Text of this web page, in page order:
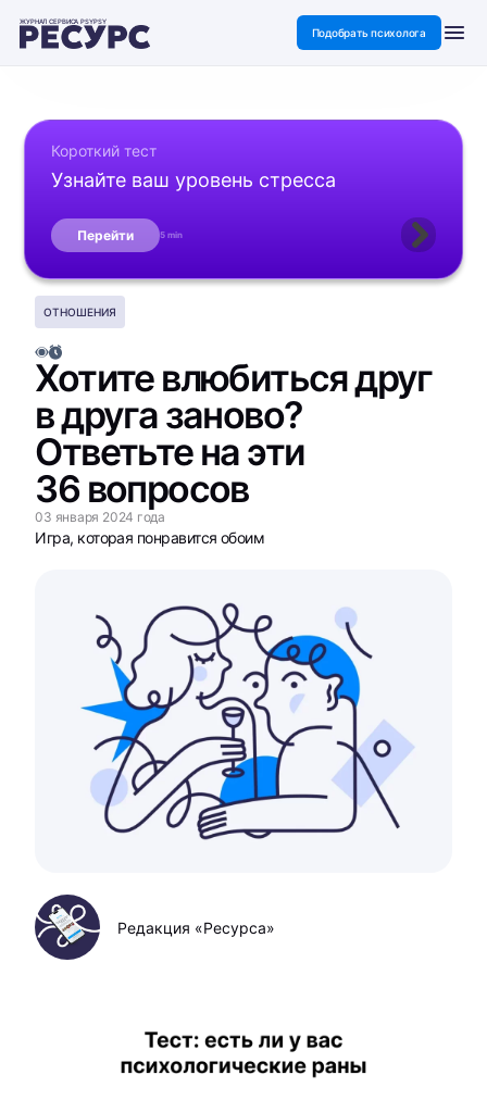
ЖУРНАЛ СЕРВИСА PSYPSY
Подобрать психолога
Короткий тест
Узнайте ваш уровень стресса
Перейти 5 min
ОТНОШЕНИЯ
Хотите влюбиться друг
в друга заново?
Ответьте на эти
36 вопросов
03 января 2024 года
Игра, которая понравится обоим
Редакция «Ресурса»